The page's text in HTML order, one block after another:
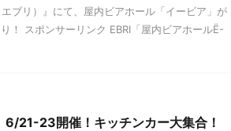
ブリ）』にて、屋内ビアホール「イービア」が
！ スポンサーリンク EBRI「屋内ビアホールЁ-
21-23開催！キッチンカー大集合！